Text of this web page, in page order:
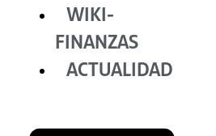
WIKI-
FINANZAS
ACTUALIDAD